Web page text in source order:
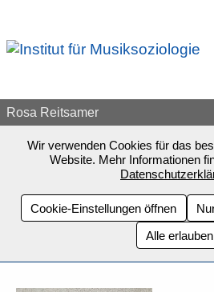
Rosa Reitsamer
Wir verwenden Cookies für das
Website. Mehr Informationen
Cookie-Einstellungen öffnen
Alle erlauben